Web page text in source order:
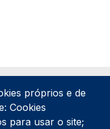
próprios e de
Cookies
para usar o site;